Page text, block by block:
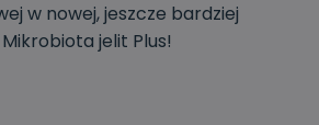
w nowej, jeszcze bardziej
jelit Plus!